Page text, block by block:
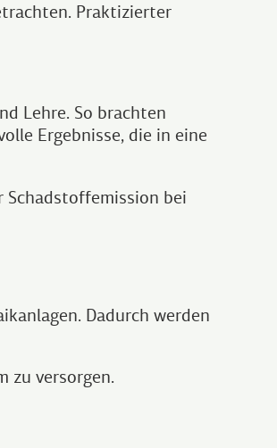
Praktizierter
Lehre. So brachten
Ergebnisse, die in eine
Schadstoffemission bei
Dadurch werden
zu versorgen.